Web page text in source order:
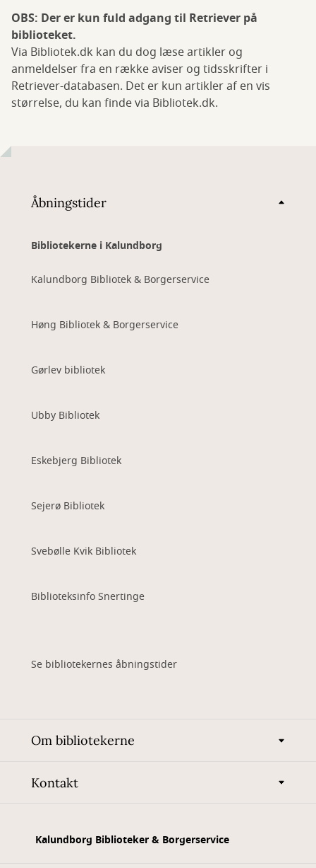
OBS: Der er kun fuld adgang til Retriever på
biblioteket.
Via Bibliotek.dk kan du dog læse artikler og
anmeldelser fra en række aviser og tidsskrifter i
Retriever-databasen. Det er kun artikler af en vis
størrelse, du kan finde via Bibliotek.dk.
Åbningstider
Bibliotekerne i Kalundborg
Kalundborg Bibliotek & Borgerservice
Høng Bibliotek & Borgerservice
Gørlev bibliotek
Ubby Bibliotek
Eskebjerg Bibliotek
Sejerø Bibliotek
Svebølle Kvik Bibliotek
Biblioteksinfo Snertinge
Se bibliotekernes åbningstider
Om bibliotekerne
Kontakt
Kalundborg Biblioteker & Borgerservice